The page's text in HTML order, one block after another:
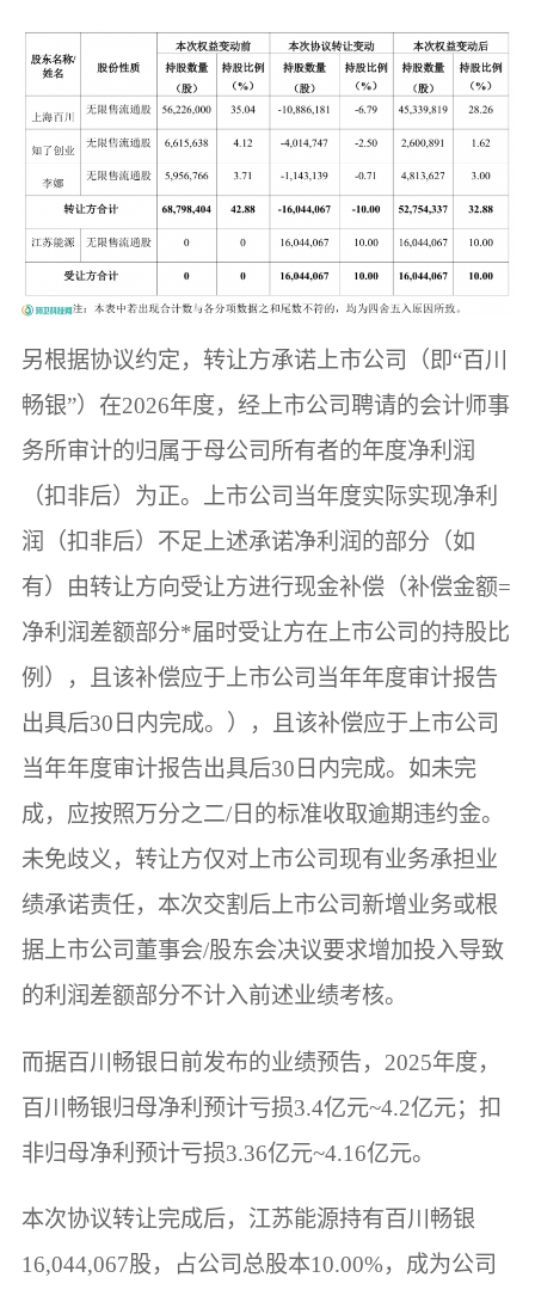
另根据协议约定，转让方承诺上市公司（即“百川
畅银”）在2026年度，经上市公司聘请的会计师事
务所审计的归属于母公司所有者的年度净利润
（扣非后）为正。上市公司当年度实际实现净利
润（扣非后）不足上述承诺净利润的部分（如
有）由转让方向受让方进行现金补偿（补偿金额=
净利润差额部分*届时受让方在上市公司的持股比
例），且该补偿应于上市公司当年年度审计报告
出具后30日内完成。），且该补偿应于上市公司
当年年度审计报告出具后30日内完成。如未完
成，应按照万分之二/日的标准收取逾期违约金。
未免歧义，转让方仅对上市公司现有业务承担业
绩承诺责任，本次交割后上市公司新增业务或根
据上市公司董事会/股东会决议要求增加投入导致
的利润差额部分不计入前述业绩考核。
而据百川畅银日前发布的业绩预告，2025年度，
百川畅银归母净利预计亏损3.4亿元~4.2亿元；扣
非归母净利预计亏损3.36亿元~4.16亿元。
本次协议转让完成后，江苏能源持有百川畅银
16,044,067股，占公司总股本10.00%，成为公司